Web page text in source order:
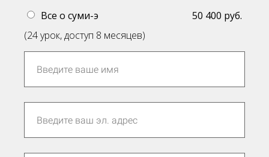
Все о суми-э
50 400 руб.
(24 урок, доступ 8 месяцев)